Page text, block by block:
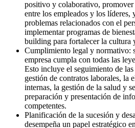
positivo y colaborativo,
entre los empleados y los líderes,
problemas relacionados con el
implementar programas de
building para fortalecer la cultura
Cumplimiento legal y normativo:
empresa cumpla con todas las
Esto incluye el seguimiento de
gestión de contratos laborales, la
internas, la gestión de la salud y
preparación y presentación de
competentes.
Planificación de la sucesión y
desempeña un papel estratégico